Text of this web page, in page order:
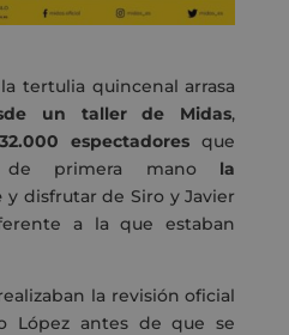
tertulia quincenal arrasa
un taller de Midas,
32.000 espectadores que
de primera mano la
y disfrutar de Siro y Javier
a la que estaban
la revisión oficial
López antes de que se